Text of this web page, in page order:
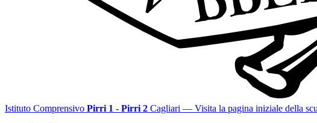
Istituto Comprensivo Pirri 1 - Pirri 2 Cagliari — Visita la pagina iniziale della